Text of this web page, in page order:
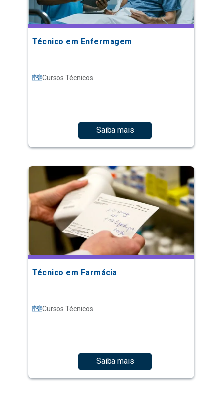
Técnico em Enfermagem
Cursos Técnicos
Saiba mais
Técnico em Farmácia
Cursos Técnicos
Saiba mais